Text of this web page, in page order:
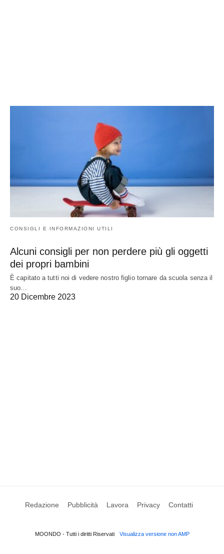
CONSIGLI E INFORMAZIONI UTILI
Alcuni consigli per non perdere più gli oggetti
dei propri bambini
È capitato a tutti noi di vedere nostro figlio tornare da scuola senza il
suo…
20 Dicembre 2023
Redazione Pubblicità Lavora Privacy Contatti
MOONDO - Tutti i diritti Riservati Visualizza versione non AMP